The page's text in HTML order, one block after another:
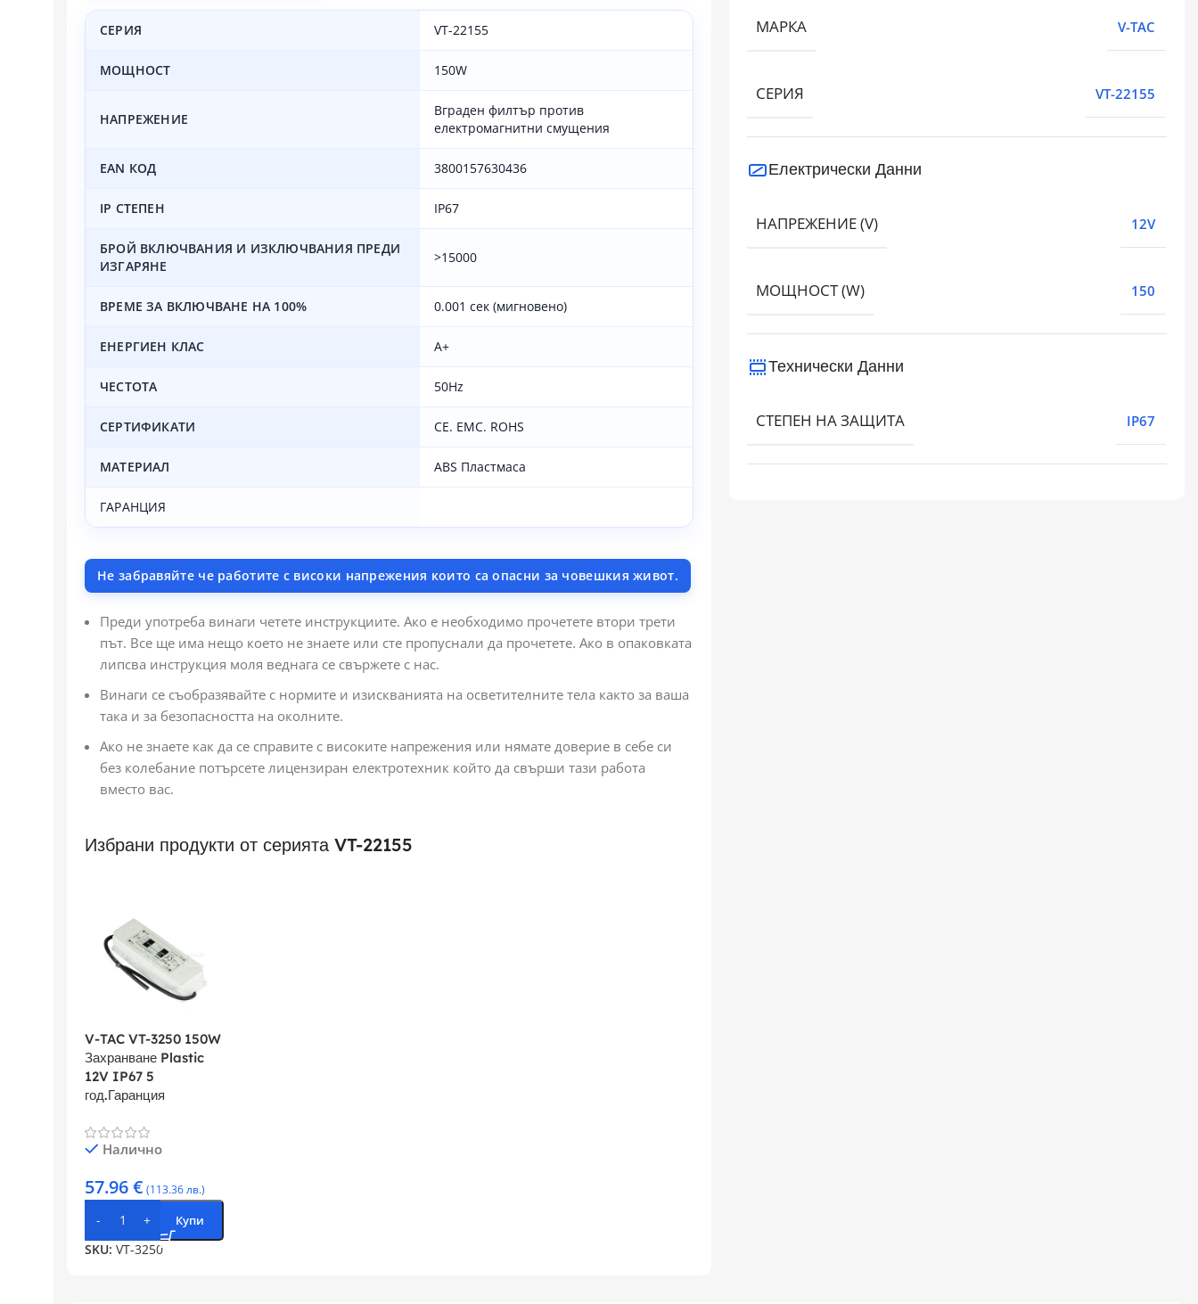
СЕРИЯ VT-22155
МОЩНОСТ 150W
НАПРЕЖЕНИЕ
Вграден филтър против
електромагнитни смущения
EAN КОД 3800157630436
IP СТЕПЕН IP67
БРОЙ ВКЛЮЧВАНИЯ И ИЗКЛЮЧВАНИЯ ПРЕДИ
ИЗГАРЯНЕ
>15000
ВРЕМЕ ЗА ВКЛЮЧВАНЕ НА 100% 0.001 сек (мигновено)
ЕНЕРГИЕН КЛАС A+
ЧЕСТОТА 50Hz
СЕРТИФИКАТИ CE. EMC. ROHS
МАТЕРИАЛ ABS Пластмаса
ГАРАНЦИЯ
Не забравяйте че работите с високи напрежения които са опасни за човешкия живот.
Преди употреба винаги четете инструкциите. Ако е необходимо прочетете втори трети
път. Все ще има нещо което не знаете или сте пропуснали да прочетете. Ако в опаковката
липсва инструкция моля веднага се свържете с нас.
Винаги се съобразявайте с нормите и изискванията на осветителните тела както за ваша
така и за безопасността на околните.
Ако не знаете как да се справите с високите напрежения или нямате доверие в себе си
без колебание потърсете лицензиран електротехник който да свърши тази работа
вместо вас.
Избрани продукти от серията VT-22155
V-TAC VT-3250 150W
Захранване Plastic
12V IP67 5
год.Гаранция
Налично
57.96€ (113.36 лв.)
Купи
SKU: VT-3250
МАРКА V-TAC
СЕРИЯ VT-22155
Електрически Данни
НАПРЕЖЕНИЕ (V) 12V
МОЩНОСТ (W) 150
Технически Данни
СТЕПЕН НА ЗАЩИТА IP67